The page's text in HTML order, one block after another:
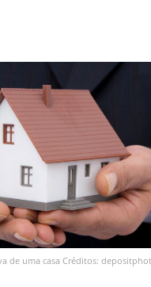
de uma casa Créditos: